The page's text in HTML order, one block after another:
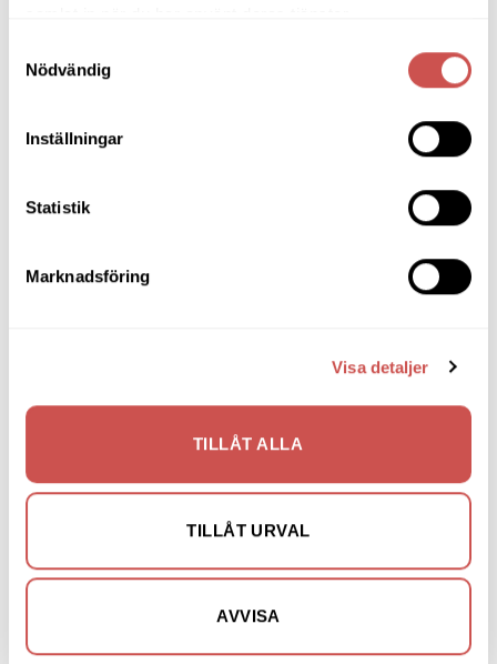
Nödvändig
Inställningar
Statistik
Marknadsföring
Visa detaljer
TILLÅT ALLA
TILLÅT URVAL
AVVISA
SKÄNKAR & SIDEBOARDS
Casö Furniture
SKÄNKAR & SIDEBOARDS
Brooklyn sideboard smoked
LÄGG TILL I VARUKORG
Belysning
Byråer
Bänkar & Pallar